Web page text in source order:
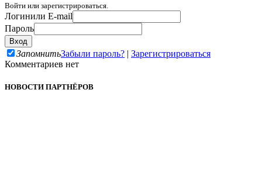
Войти или зарегистрироваться.
Логинили E-mail
Пароль
ЗапомнитьЗабыли пароль? | Зарегистрироваться
Комментариев нет
НОВОСТИ ПАРТНЁРОВ